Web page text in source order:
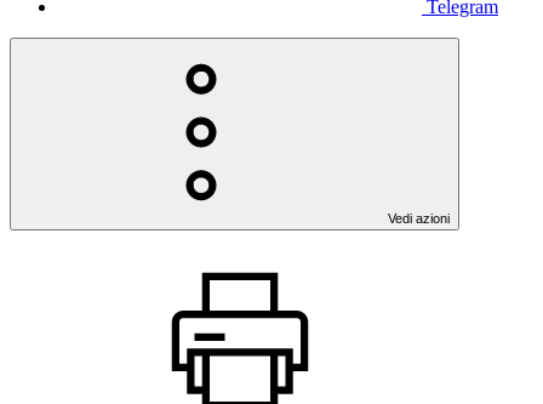
Telegram
Vedi azioni